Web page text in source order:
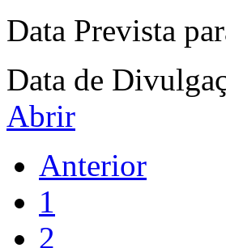
Data Prevista
Data de
Abrir
Anterior
1
2